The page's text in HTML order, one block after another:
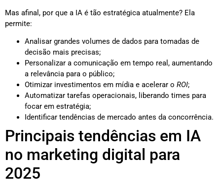
Mas afinal, por que a IA é tão estratégica atualmente? Ela
permite:
Analisar grandes volumes de dados para tomadas de
decisão mais precisas;
Personalizar a comunicação em tempo real, aumentando
a relevância para o público;
Otimizar investimentos em mídia e acelerar o ROI;
Automatizar tarefas operacionais, liberando times para
focar em estratégia;
Identificar tendências de mercado antes da concorrência.
Principais tendências em IA
no marketing digital para
2025